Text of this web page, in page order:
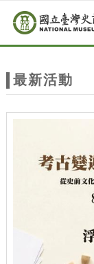
站
主
跳到主要內容
網站導覽
最新活動